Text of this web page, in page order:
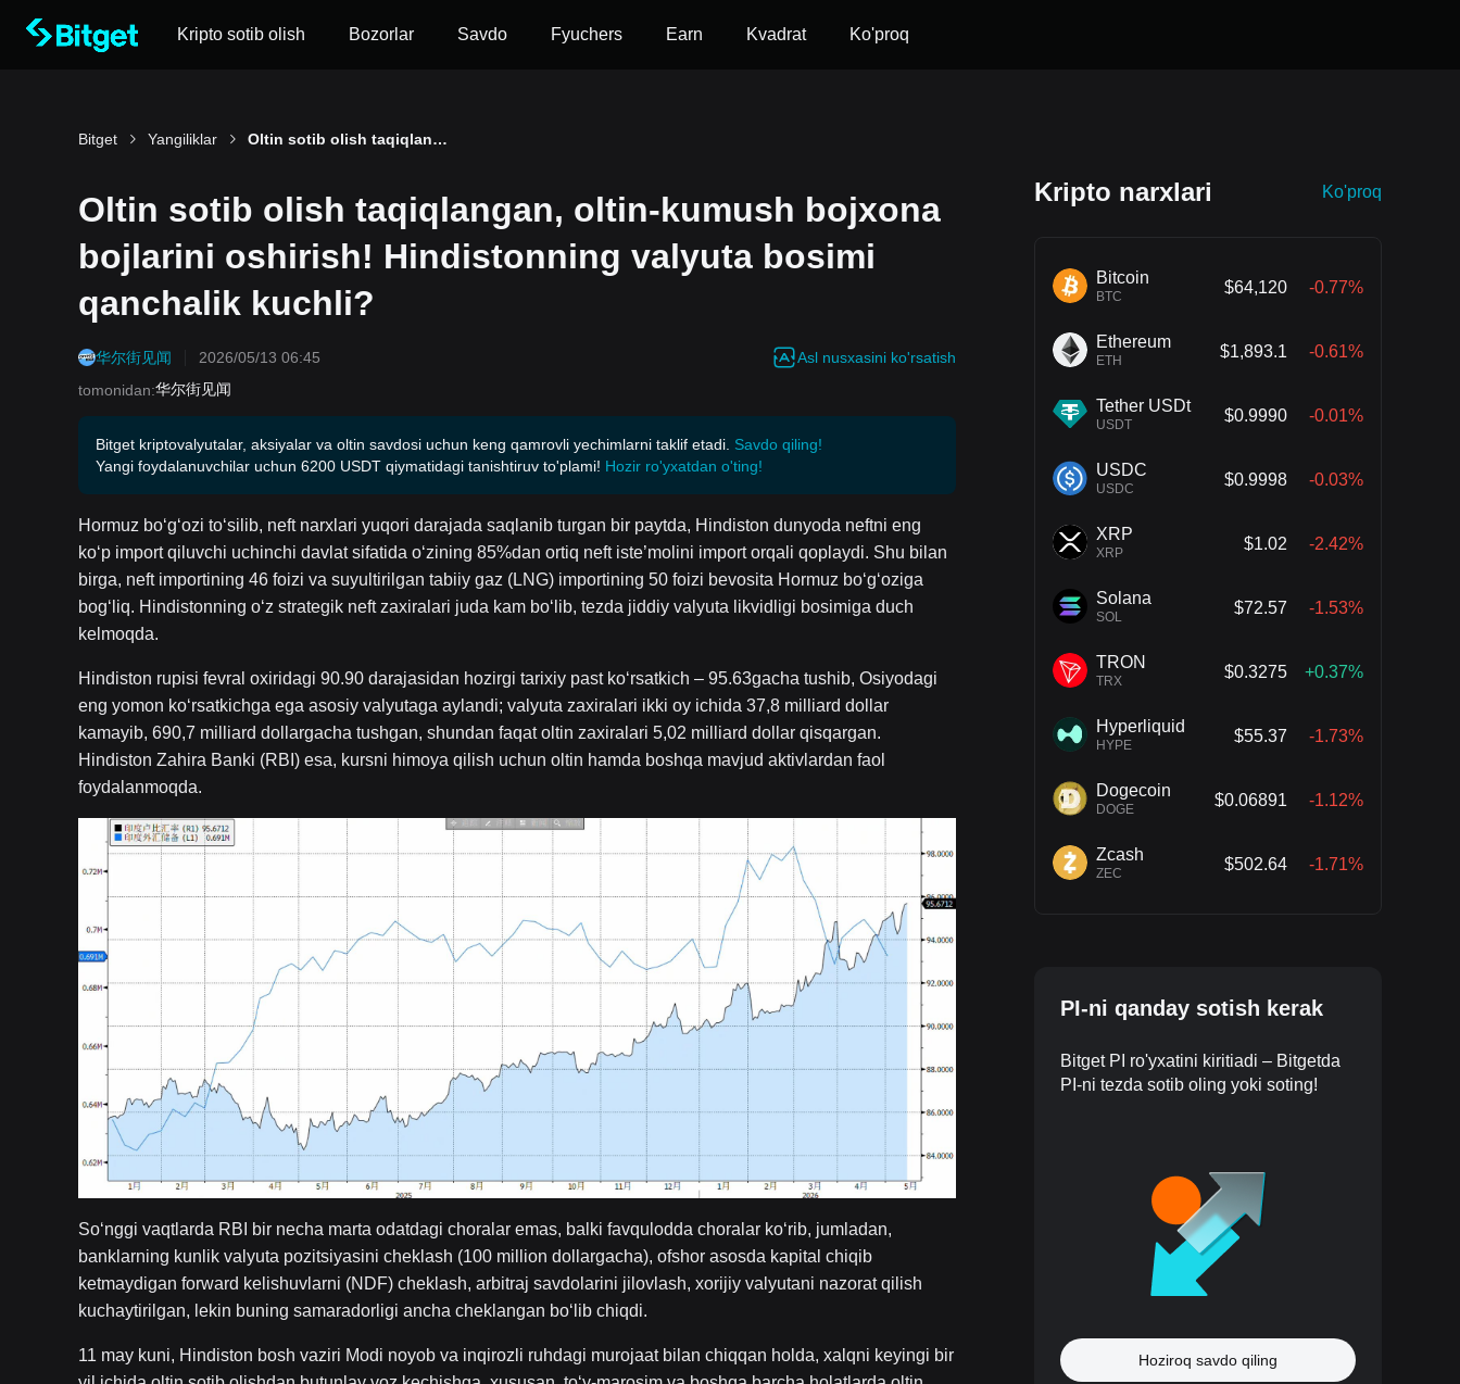
Kripto sotib olish Bozorlar Savdo Fyuchers Earn Kvadrat Ko'proq
Bitget Yangiliklar Oltin sotib olish taqiqlangan, oltin-kumush bojxona bojlarini oshirish! Hindistonning valyuta bosimi qanchalik kuchli?
Oltin sotib olish taqiqlangan, oltin-kumush bojxona
bojlarini oshirish! Hindistonning valyuta bosimi
qanchalik kuchli?
华尔街见闻 2026/05/13 06:45
Asl nusxasini ko'rsatish
tomonidan:华尔街见闻
Bitget kriptovalyutalar, aksiyalar va oltin savdosi uchun keng qamrovli yechimlarni taklif etadi. Savdo qiling!
Yangi foydalanuvchilar uchun 6200 USDT qiymatidagi tanishtiruv to'plami! Hozir ro'yxatdan o'ting!
Hormuz bo‘g‘ozi to‘silib, neft narxlari yuqori darajada saqlanib turgan bir paytda, Hindiston dunyoda neftni eng
ko‘p import qiluvchi uchinchi davlat sifatida o‘zining 85%dan ortiq neft iste’molini import orqali qoplaydi. Shu bilan
birga, neft importining 46 foizi va suyultirilgan tabiiy gaz (LNG) importining 50 foizi bevosita Hormuz bo‘g‘oziga
bog‘liq. Hindistonning o‘z strategik neft zaxiralari juda kam bo‘lib, tezda jiddiy valyuta likvidligi bosimiga duch
kelmoqda.
Hindiston rupisi fevral oxiridagi 90.90 darajasidan hozirgi tarixiy past ko‘rsatkich – 95.63gacha tushib, Osiyodagi
eng yomon ko‘rsatkichga ega asosiy valyutaga aylandi; valyuta zaxiralari ikki oy ichida 37,8 milliard dollar
kamayib, 690,7 milliard dollargacha tushgan, shundan faqat oltin zaxiralari 5,02 milliard dollar qisqargan.
Hindiston Zahira Banki (RBI) esa, kursni himoya qilish uchun oltin hamda boshqa mavjud aktivlardan faol
foydalanmoqda.
So‘nggi vaqtlarda RBI bir necha marta odatdagi choralar emas, balki favqulodda choralar ko‘rib, jumladan,
banklarning kunlik valyuta pozitsiyasini cheklash (100 million dollargacha), ofshor asosda kapital chiqib
ketmaydigan forward kelishuvlarni (NDF) cheklash, arbitraj savdolarini jilovlash, xorijiy valyutani nazorat qilish
kuchaytirilgan, lekin buning samaradorligi ancha cheklangan bo‘lib chiqdi.
11 may kuni, Hindiston bosh vaziri Modi noyob va inqirozli ruhdagi murojaat bilan chiqqan holda, xalqni keyingi bir
Kripto narxlari Ko'proq
Bitcoin
BTC
$64,120 -0.77%
Ethereum
ETH
$1,893.1 -0.61%
Tether USDt
USDT
$0.9990 -0.01%
USDC
USDC
$0.9998 -0.03%
XRP
XRP
$1.02 -2.42%
Solana
SOL
$72.57 -1.53%
TRON
TRX
$0.3275 +0.37%
Hyperliquid
HYPE
$55.37 -1.73%
Dogecoin
DOGE
$0.06891 -1.12%
Zcash
ZEC
$502.64 -1.71%
PI-ni qanday sotish kerak
Bitget PI ro'yxatini kiritiadi – Bitgetda
PI-ni tezda sotib oling yoki soting!
Hoziroq savdo qiling